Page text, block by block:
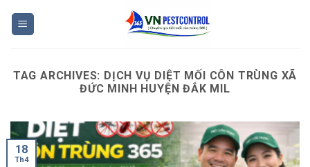
TAG ARCHIVES: DỊCH VỤ DIỆT MỐI CÔN TRÙNG XÃ
ĐỨC MINH HUYỆN ĐẮK MIL
18
Th4